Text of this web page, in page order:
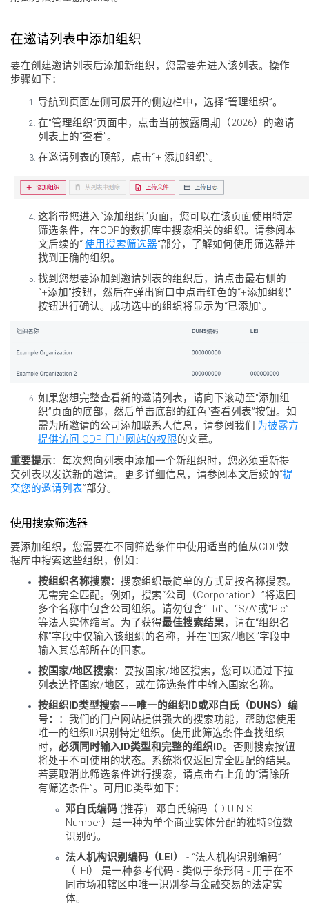
在邀请列表中添加组织
要在创建邀请列表后添加新组织，您需要先进入该列表。操作
步骤如下：
导航到页面左侧可展开的侧边栏中，选择“管理组织”。
在“管理组织”页面中，点击当前披露周期（2026）的邀请
列表上的“查看”。
在邀请列表的顶部，点击“+ 添加组织”。
这将带您进入“添加组织”页面，您可以在该页面使用特定
筛选条件，在CDP的数据库中搜索相关的组织。请参阅本
文后续的“使用搜索筛选器“部分，了解如何使用筛选器并
找到正确的组织。
找到您想要添加到邀请列表的组织后，请点击最右侧的
“+添加”按钮，然后在弹出窗口中点击红色的“+添加组织”
按钮进行确认。成功选中的组织将显示为“已添加”。
如果您想完整查看新的邀请列表，请向下滚动至“添加组
织”页面的底部，然后单击底部的红色“查看列表”按钮。如
需为所邀请的公司添加联系人信息，请参阅我们 为披露方
提供访问 CDP 门户网站的权限的文章。
重要提示：每次您向列表中添加一个新组织时，您必须重新提
交列表以发送新的邀请。更多详细信息，请参阅本文后续的“提
交您的邀请列表”部分。
使用搜索筛选器
要添加组织，您需要在不同筛选条件中使用适当的值从CDP数
据库中搜索这些组织，例如：
按组织名称搜索：搜索组织最简单的方式是按名称搜索。
无需完全匹配。例如，搜索“公司（Corporation）”将返回
多个名称中包含公司组织。请勿包含“Ltd”、“S/A”或“Plc”
等法人实体缩写。为了获得最佳搜索结果，请在“组织名
称”字段中仅输入该组织的名称，并在“国家/地区”字段中
输入其总部所在的国家。
按国家/地区搜索：要按国家/地区搜索，您可以通过下拉
列表选择国家/地区，或在筛选条件中输入国家名称。
按组织ID类型搜索——唯一的组织ID或邓白氏（DUNS）编
号：
：我们的门户网站提供强大的搜索功能，帮助您使用
唯一的组织ID识别特定组织。使用此筛选条件查找组织
时， 必须同时输入ID类型和完整的组织ID。否则搜索按钮
将处于不可使用的状态。系统将仅返回完全匹配的结果。
若要取消此筛选条件进行搜索，请点击右上角的“清除所
有筛选条件”。可用ID类型如下：
邓白氏编码 (推荐) - 邓白氏编码（D-U-N-S
Number）是一种为单个商业实体分配的独特9位数
识别码。
法人机构识别编码（LEI）
- “法人机构识别编码”
（LEI） 是一种参考代码 - 类似于条形码 - 用于在不
同市场和辖区中唯一识别参与金融交易的法定实
体。